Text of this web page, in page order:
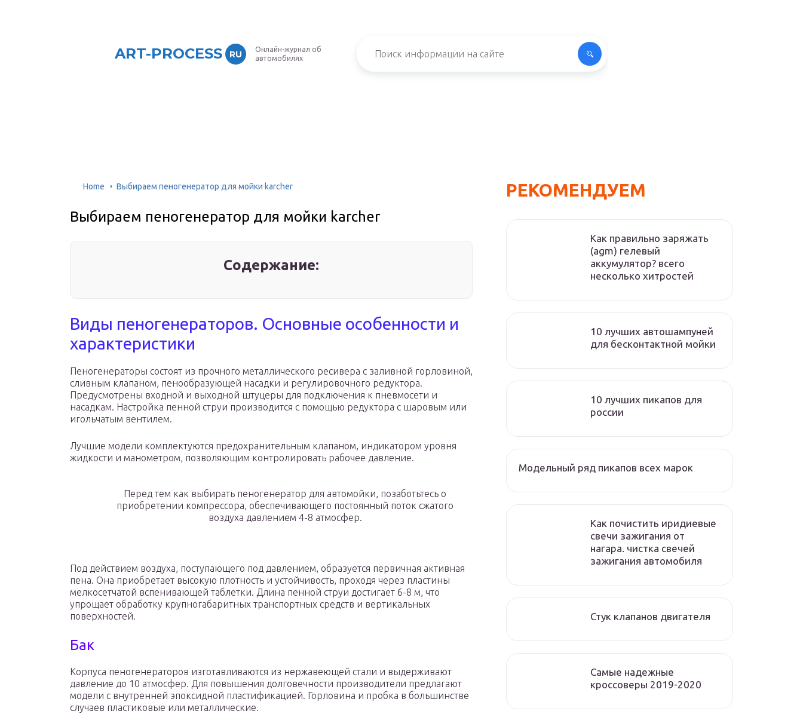
ART-PROCESS RU
Онлайн-журнал об
автомобилях
Home Выбираем пеногенератор для мойки karcher
Выбираем пеногенератор для мойки karcher
Содержание:
Виды пеногенераторов. Основные особенности и
характеристики
Пеногенераторы состоят из прочного металлического ресивера с заливной горловиной,
сливным клапаном, пенообразующей насадки и регулировочного редуктора.
Предусмотрены входной и выходной штуцеры для подключения к пневмосети и
насадкам. Настройка пенной струи производится с помощью редуктора с шаровым или
игольчатым вентилем.
Лучшие модели комплектуются предохранительным клапаном, индикатором уровня
жидкости и манометром, позволяющим контролировать рабочее давление.
Перед тем как выбирать пеногенератор для автомойки, позаботьтесь о
приобретении компрессора, обеспечивающего постоянный поток сжатого
воздуха давлением 4-8 атмосфер.
Под действием воздуха, поступающего под давлением, образуется первичная активная
пена. Она приобретает высокую плотность и устойчивость, проходя через пластины
мелкосетчатой вспенивающей таблетки. Длина пенной струи достигает 6-8 м, что
упрощает обработку крупногабаритных транспортных средств и вертикальных
поверхностей.
Бак
Корпуса пеногенераторов изготавливаются из нержавеющей стали и выдерживают
давление до 10 атмосфер. Для повышения долговечности производители предлагают
модели с внутренней эпоксидной пластификацией. Горловина и пробка в большинстве
случаев пластиковые или металлические.
РЕКОМЕНДУЕМ
Как правильно заряжать
(agm) гелевый
аккумулятор? всего
несколько хитростей
10 лучших автошампуней
для бесконтактной мойки
10 лучших пикапов для
россии
Модельный ряд пикапов всех марок
Как почистить иридиевые
свечи зажигания от
нагара. чистка свечей
зажигания автомобиля
Стук клапанов двигателя
Самые надежные
кроссоверы 2019-2020